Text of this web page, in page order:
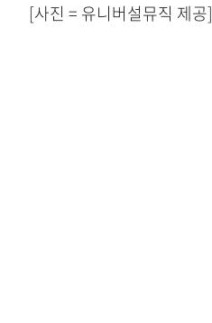
[사진 = 유니버설뮤직 제공]